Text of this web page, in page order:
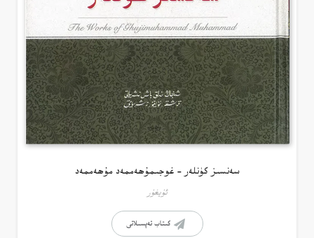
سەنسىز كۈنلەر – غوجىمۇھەممەد مۇھەممەد
ئۇيغۇر
كىتاب تەپسىلاتى